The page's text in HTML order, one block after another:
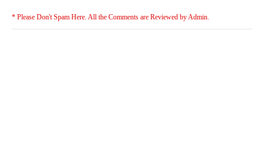
* Please Don't Spam Here. All the Comments are Reviewed by Admin.